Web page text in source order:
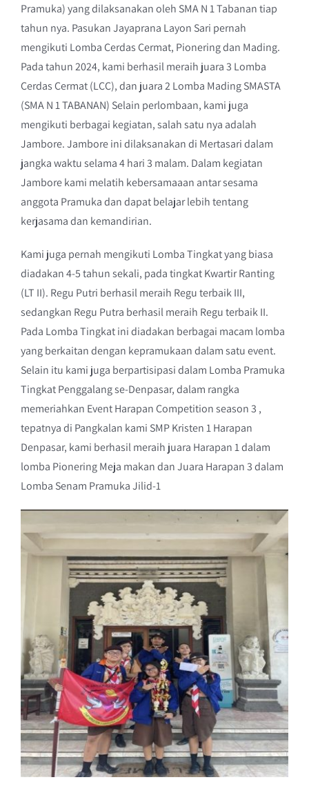
Pramuka) yang dilaksanakan oleh SMA N 1 Tabanan tiap
tahun nya. Pasukan Jayaprana Layon Sari pernah
mengikuti Lomba Cerdas Cermat, Pionering dan Mading.
Pada tahun 2024, kami berhasil meraih juara 3 Lomba
Cerdas Cermat (LCC), dan juara 2 Lomba Mading SMASTA
(SMA N 1 TABANAN) Selain perlombaan, kami juga
mengikuti berbagai kegiatan, salah satu nya adalah
Jambore. Jambore ini dilaksanakan di Mertasari dalam
jangka waktu selama 4 hari 3 malam. Dalam kegiatan
Jambore kami melatih kebersamaaan antar sesama
anggota Pramuka dan dapat belajar lebih tentang
kerjasama dan kemandirian.
Kami juga pernah mengikuti Lomba Tingkat yang biasa
diadakan 4-5 tahun sekali, pada tingkat Kwartir Ranting
(LT II). Regu Putri berhasil meraih Regu terbaik III,
sedangkan Regu Putra berhasil meraih Regu terbaik II.
Pada Lomba Tingkat ini diadakan berbagai macam lomba
yang berkaitan dengan kepramukaan dalam satu event.
Selain itu kami juga berpartisipasi dalam Lomba Pramuka
Tingkat Penggalang se-Denpasar, dalam rangka
memeriahkan Event Harapan Competition season 3 ,
tepatnya di Pangkalan kami SMP Kristen 1 Harapan
Denpasar, kami berhasil meraih juara Harapan 1 dalam
lomba Pionering Meja makan dan Juara Harapan 3 dalam
Lomba Senam Pramuka Jilid-1